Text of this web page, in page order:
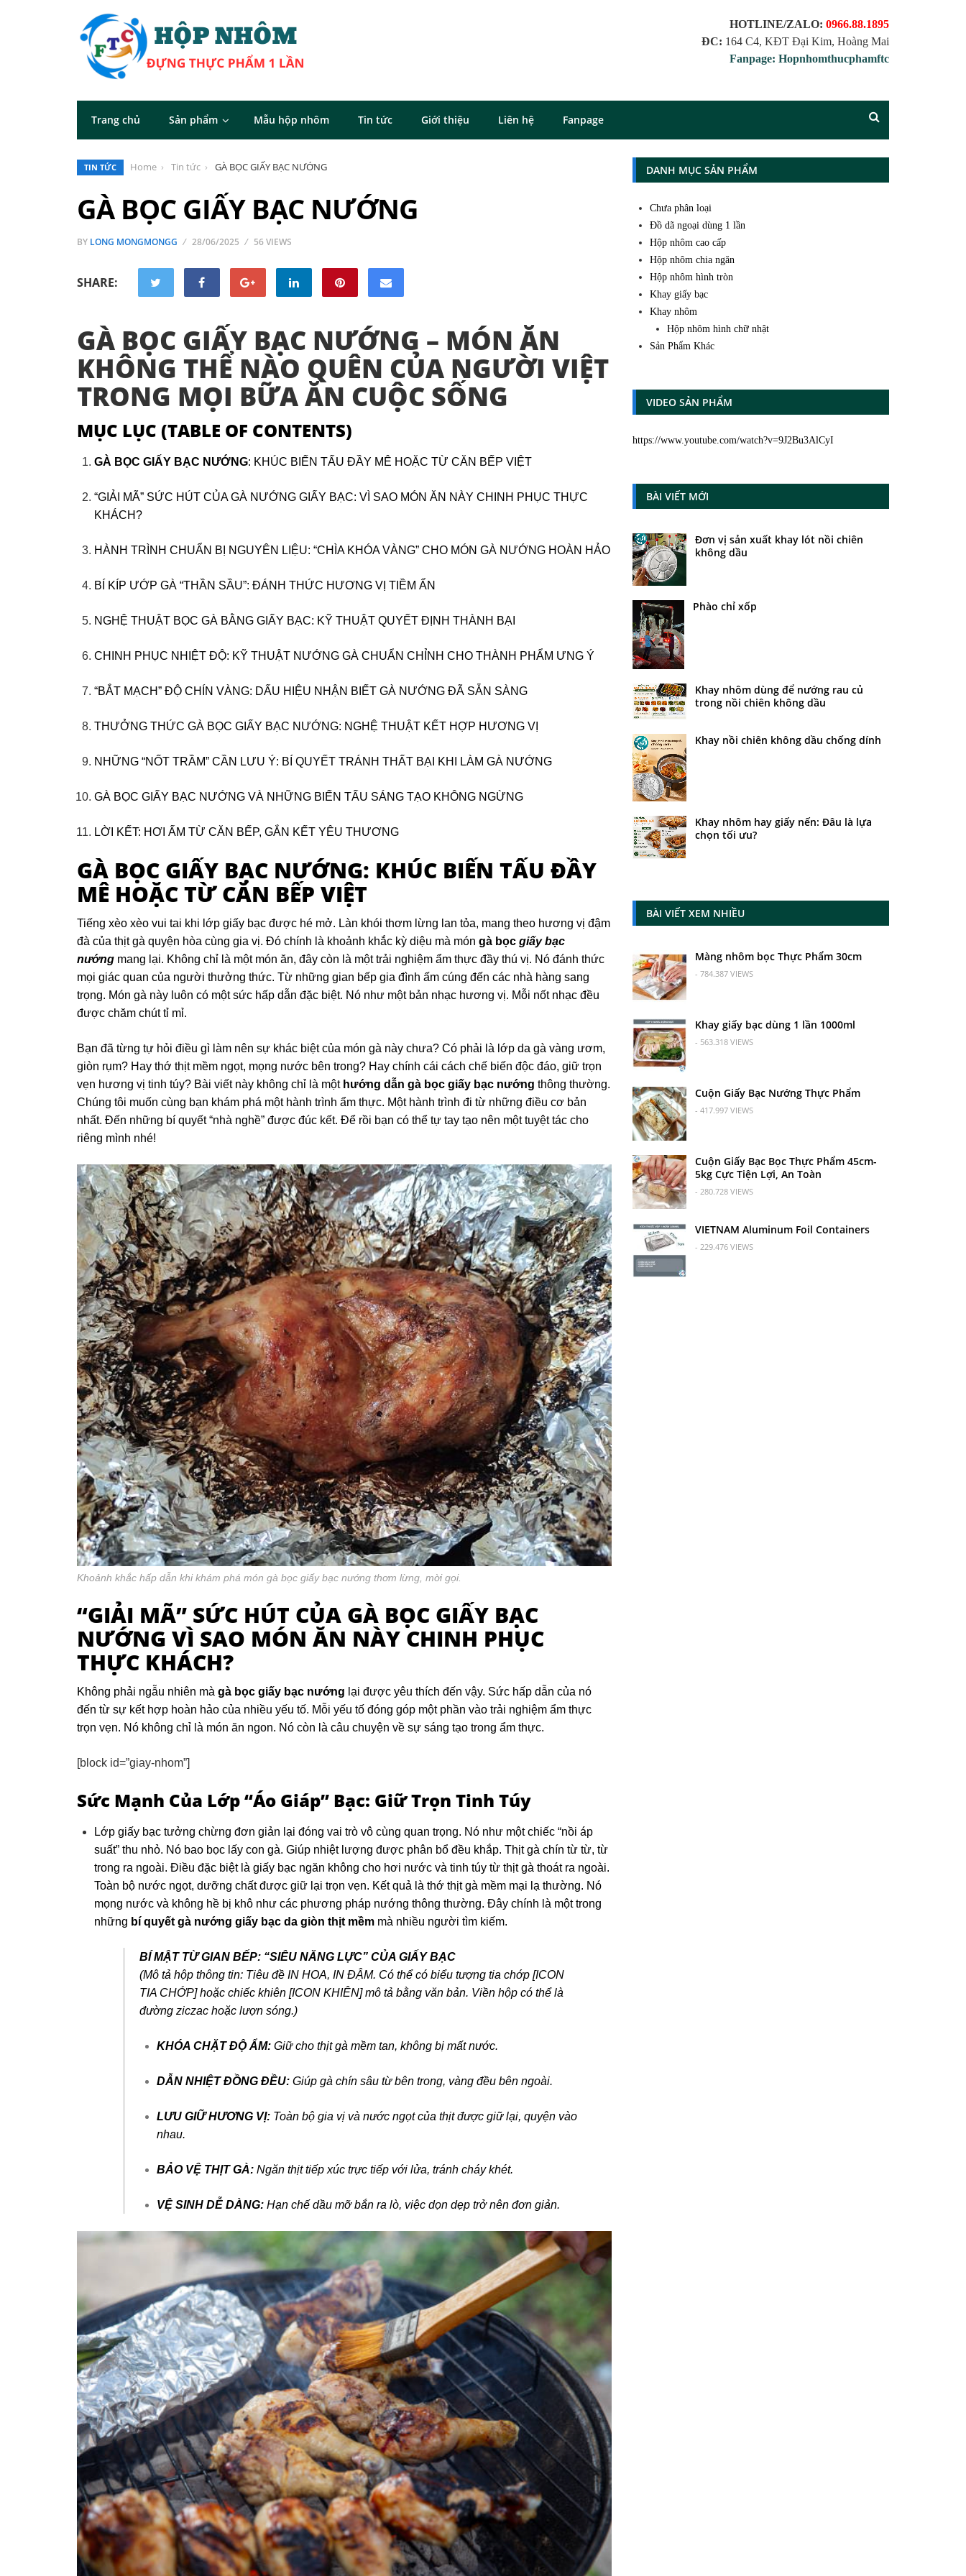
HOTLINE/ZALO: 0966.88.1895
ĐC: 164 C4, KĐT Đại Kim, Hoàng Mai
Fanpage: Hopnhomthucphamftc
Trang chủ Sản phẩm Mẫu hộp nhôm Tin tức Giới thiệu Liên hệ Fanpage
TIN TỨC Home Tin tức GÀ BỌC GIẤY BẠC NƯỚNG
GÀ BỌC GIẤY BẠC NƯỚNG
BY LONG MONGMONGG 28/06/2025 56 VIEWS
SHARE:
GÀ BỌC GIẤY BẠC NƯỚNG – MÓN ĂN
KHÔNG THỂ NÀO QUÊN CỦA NGƯỜI VIỆT
TRONG MỌI BỮA ĂN CUỘC SỐNG
MỤC LỤC (TABLE OF CONTENTS)
GÀ BỌC GIẤY BẠC NƯỚNG: KHÚC BIẾN TẤU ĐẦY MÊ HOẶC TỪ CĂN BẾP VIỆT
“GIẢI MÃ” SỨC HÚT CỦA GÀ NƯỚNG GIẤY BẠC: VÌ SAO MÓN ĂN NÀY CHINH PHỤC THỰC
KHÁCH?
HÀNH TRÌNH CHUẨN BỊ NGUYÊN LIỆU: “CHÌA KHÓA VÀNG” CHO MÓN GÀ NƯỚNG HOÀN HẢO
BÍ KÍP ƯỚP GÀ “THẦN SẦU”: ĐÁNH THỨC HƯƠNG VỊ TIỀM ẨN
NGHỆ THUẬT BỌC GÀ BẰNG GIẤY BẠC: KỸ THUẬT QUYẾT ĐỊNH THÀNH BẠI
CHINH PHỤC NHIỆT ĐỘ: KỸ THUẬT NƯỚNG GÀ CHUẨN CHỈNH CHO THÀNH PHẨM ƯNG Ý
“BẮT MẠCH” ĐỘ CHÍN VÀNG: DẤU HIỆU NHẬN BIẾT GÀ NƯỚNG ĐÃ SẴN SÀNG
THƯỞNG THỨC GÀ BỌC GIẤY BẠC NƯỚNG: NGHỆ THUẬT KẾT HỢP HƯƠNG VỊ
NHỮNG “NỐT TRẦM” CẦN LƯU Ý: BÍ QUYẾT TRÁNH THẤT BẠI KHI LÀM GÀ NƯỚNG
GÀ BỌC GIẤY BẠC NƯỚNG VÀ NHỮNG BIẾN TẤU SÁNG TẠO KHÔNG NGỪNG
LỜI KẾT: HƠI ẤM TỪ CĂN BẾP, GẮN KẾT YÊU THƯƠNG
GÀ BỌC GIẤY BẠC NƯỚNG: KHÚC BIẾN TẤU ĐẦY
MÊ HOẶC TỪ CĂN BẾP VIỆT
Tiếng xèo xèo vui tai khi lớp giấy bạc được hé mở. Làn khói thơm lừng lan tỏa, mang theo hương vị đậm
đà của thịt gà quyện hòa cùng gia vị. Đó chính là khoảnh khắc kỳ diệu mà món gà bọc giấy bạc
nướng mang lại. Không chỉ là một món ăn, đây còn là một trải nghiệm ẩm thực đầy thú vị. Nó đánh thức
mọi giác quan của người thưởng thức. Từ những gian bếp gia đình ấm cúng đến các nhà hàng sang
trọng. Món gà này luôn có một sức hấp dẫn đặc biệt. Nó như một bản nhạc hương vị. Mỗi nốt nhạc đều
được chăm chút tỉ mỉ.
Bạn đã từng tự hỏi điều gì làm nên sự khác biệt của món gà này chưa? Có phải là lớp da gà vàng ươm,
giòn rụm? Hay thớ thịt mềm ngọt, mọng nước bên trong? Hay chính cái cách chế biến độc đáo, giữ trọn
vẹn hương vị tinh túy? Bài viết này không chỉ là một hướng dẫn gà bọc giấy bạc nướng thông thường.
Chúng tôi muốn cùng bạn khám phá một hành trình ẩm thực. Một hành trình đi từ những điều cơ bản
nhất. Đến những bí quyết “nhà nghề” được đúc kết. Để rồi bạn có thể tự tay tạo nên một tuyệt tác cho
riêng mình nhé!
Khoảnh khắc hấp dẫn khi khám phá món gà bọc giấy bạc nướng thơm lừng, mời gọi.
“GIẢI MÃ” SỨC HÚT CỦA GÀ BỌC GIẤY BẠC
NƯỚNG VÌ SAO MÓN ĂN NÀY CHINH PHỤC
THỰC KHÁCH?
Không phải ngẫu nhiên mà gà bọc giấy bạc nướng lại được yêu thích đến vậy. Sức hấp dẫn của nó
đến từ sự kết hợp hoàn hảo của nhiều yếu tố. Mỗi yếu tố đóng góp một phần vào trải nghiệm ẩm thực
trọn vẹn. Nó không chỉ là món ăn ngon. Nó còn là câu chuyện về sự sáng tạo trong ẩm thực.
[block id=”giay-nhom”]
Sức Mạnh Của Lớp “Áo Giáp” Bạc: Giữ Trọn Tinh Túy
Lớp giấy bạc tưởng chừng đơn giản lại đóng vai trò vô cùng quan trọng. Nó như một chiếc “nồi áp
suất” thu nhỏ. Nó bao bọc lấy con gà. Giúp nhiệt lượng được phân bổ đều khắp. Thịt gà chín từ từ, từ
trong ra ngoài. Điều đặc biệt là giấy bạc ngăn không cho hơi nước và tinh túy từ thịt gà thoát ra ngoài.
Toàn bộ nước ngọt, dưỡng chất được giữ lại trọn vẹn. Kết quả là thớ thịt gà mềm mại lạ thường. Nó
mọng nước và không hề bị khô như các phương pháp nướng thông thường. Đây chính là một trong
những bí quyết gà nướng giấy bạc da giòn thịt mềm mà nhiều người tìm kiếm.
BÍ MẬT TỪ GIAN BẾP: “SIÊU NĂNG LỰC” CỦA GIẤY BẠC
(Mô tả hộp thông tin: Tiêu đề IN HOA, IN ĐẬM. Có thể có biểu tượng tia chớp [ICON
TIA CHỚP] hoặc chiếc khiên [ICON KHIÊN] mô tả bằng văn bản. Viền hộp có thể là
đường ziczac hoặc lượn sóng.)
KHÓA CHẶT ĐỘ ẨM: Giữ cho thịt gà mềm tan, không bị mất nước.
DẪN NHIỆT ĐỒNG ĐỀU: Giúp gà chín sâu từ bên trong, vàng đều bên ngoài.
LƯU GIỮ HƯƠNG VỊ: Toàn bộ gia vị và nước ngọt của thịt được giữ lại, quyện vào
nhau.
BẢO VỆ THỊT GÀ: Ngăn thịt tiếp xúc trực tiếp với lửa, tránh cháy khét.
VỆ SINH DỄ DÀNG: Hạn chế dầu mỡ bắn ra lò, việc dọn dẹp trở nên đơn giản.
DANH MỤC SẢN PHẨM
Chưa phân loại
Đồ dã ngoại dùng 1 lần
Hộp nhôm cao cấp
Hộp nhôm chia ngăn
Hộp nhôm hình tròn
Khay giấy bạc
Khay nhôm
Hộp nhôm hình chữ nhật
Sản Phẩm Khác
VIDEO SẢN PHẨM
https://www.youtube.com/watch?v=9J2Bu3AlCyI
BÀI VIẾT MỚI
Đơn vị sản xuất khay lót nồi chiên
không dầu
Phào chỉ xốp
Khay nhôm dùng để nướng rau củ
trong nồi chiên không dầu
Khay nồi chiên không dầu chống dính
Khay nhôm hay giấy nến: Đâu là lựa
chọn tối ưu?
BÀI VIẾT XEM NHIỀU
Màng nhôm bọc Thực Phẩm 30cm
- 784.387 VIEWS
Khay giấy bạc dùng 1 lần 1000ml
- 563.318 VIEWS
Cuộn Giấy Bạc Nướng Thực Phẩm
- 417.997 VIEWS
Cuộn Giấy Bạc Bọc Thực Phẩm 45cm-
5kg Cực Tiện Lợi, An Toàn
- 280.728 VIEWS
VIETNAM Aluminum Foil Containers
- 229.476 VIEWS